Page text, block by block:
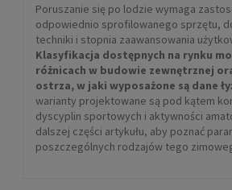
Poruszanie się po lodzie wymaga
odpowiednio sprofilowanego sprzętu,
techniki i stopnia zaawansowania
Klasyfikacja dostępnych na rynku
różnicach w budowie zewnętrznej
ostrza, w jaki wyposażone są dane
warianty projektowane są pod kątem
dyscyplin sportowych i aktywności
dalszej części artykułu, aby poznać
poszczególnych rodzajów tego